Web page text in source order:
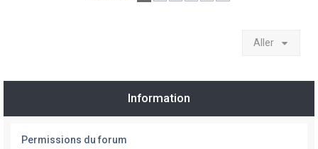
Aller
Information
Permissions du forum